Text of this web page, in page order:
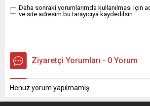
inceledi....
Daha sonraki yorumlarımda kullanılması için
ve site adresim bu tarayıcıya kaydedilsin.
Ziyaretçi Yorumları - 0 Yorum
Henüz yorum yapılmamış.